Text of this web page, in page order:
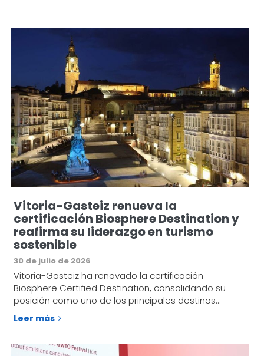
Vitoria-Gasteiz renueva la
certificación Biosphere Destination y
reafirma su liderazgo en turismo
sostenible
30 de julio de 2026
Vitoria-Gasteiz ha renovado la certificación
Biosphere Certified Destination, consolidando su
posición como uno de los principales destinos…
Leer más